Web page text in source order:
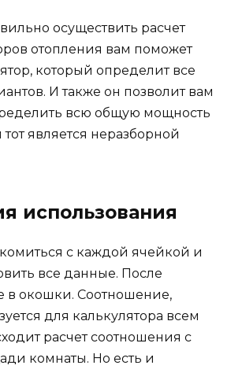
осуществить расчет
отопления вам поможет
который определит все
И также он позволит вам
всю общую мощность
является неразборной
использования
с каждой ячейкой и
все данные. После
в окошки. Соотношение,
для калькулятора всем
расчет соотношения с
комнаты. Но есть и